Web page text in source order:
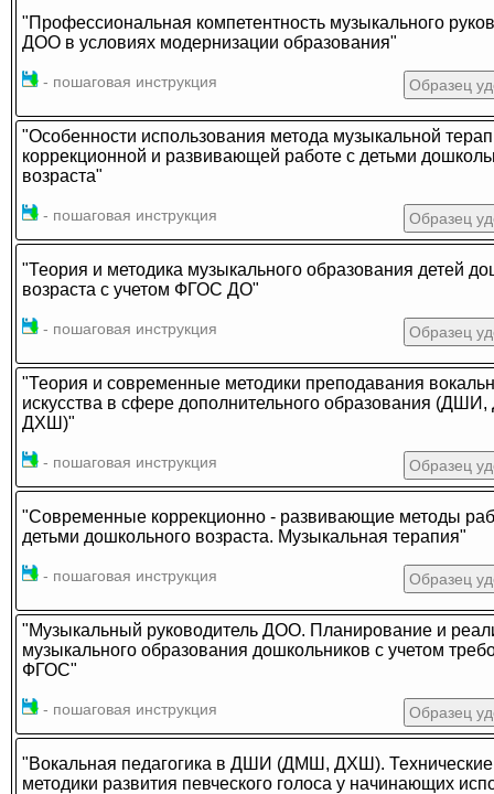
"Профессиональная компетентность музыкального
ДОО в условиях модернизации образования"
- пошаговая инструкция Образец
"Особенности использования метода музыкальной
коррекционной и развивающей работе с детьми
возраста"
- пошаговая инструкция Образец
"Теория и методика музыкального образования детей
возраста с учетом ФГОС ДО"
- пошаговая инструкция Образец
"Теория и современные методики преподавания
искусства в сфере дополнительного образования
ДХШ)"
- пошаговая инструкция Образец
"Современные коррекционно - развивающие методы
детьми дошкольного возраста. Музыкальная терапия"
- пошаговая инструкция Образец
"Музыкальный руководитель ДОО. Планирование и
музыкального образования дошкольников с учетом
ФГОС"
- пошаговая инструкция Образец
"Вокальная педагогика в ДШИ (ДМШ, ДХШ).
методики развития певческого голоса у начинающих